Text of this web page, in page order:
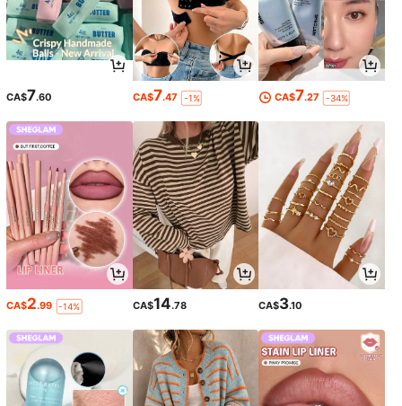
CA$7.60 CA$7.47 -1% CA$7.27 -34%
CA$2.99 -14% CA$14.78 CA$3.10